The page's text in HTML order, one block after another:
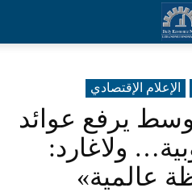
الإعلام الإقتصادي
يرفع عوائد
ولاغارد:
عالمية»